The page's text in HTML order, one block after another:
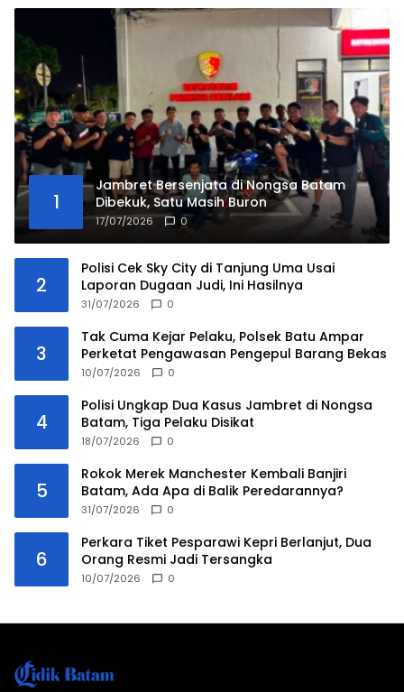
1
Jambret Bersenjata di Nongsa Batam
Dibekuk, Satu Masih Buron
17/07/2026 0
2
Polisi Cek Sky City di Tanjung Uma Usai
Laporan Dugaan Judi, Ini Hasilnya
31/07/2026 0
3
Tak Cuma Kejar Pelaku, Polsek Batu Ampar
Perketat Pengawasan Pengepul Barang Bekas
10/07/2026 0
4
Polisi Ungkap Dua Kasus Jambret di Nongsa
Batam, Tiga Pelaku Disikat
18/07/2026 0
5
Rokok Merek Manchester Kembali Banjiri
Batam, Ada Apa di Balik Peredarannya?
31/07/2026 0
6
Perkara Tiket Pesparawi Kepri Berlanjut, Dua
Orang Resmi Jadi Tersangka
10/07/2026 0